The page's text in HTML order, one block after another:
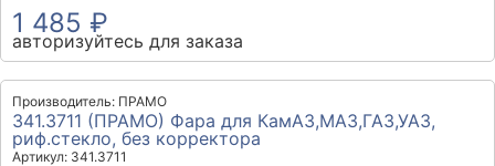
1 485 ₽
авторизуйтесь для заказа
Производитель: ПРАМО
341.3711 (ПРАМО) Фара для КамАЗ,МАЗ,ГАЗ,УАЗ,
риф.стекло, без корректора
Артикул: 341.3711